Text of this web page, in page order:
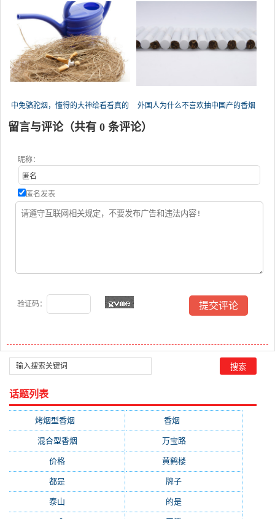
中免骆驼烟，懂得的大神给看看真的
假
外国人为什么不喜欢抽中国产的香烟
留言与评论（共有 0 条评论）
昵称：
匿名发表
验证码：
话题列表
烤烟型香烟 香烟
混合型香烟 万宝路(331)
价格 黄鹤楼(315)
都是 牌子
泰山 的是